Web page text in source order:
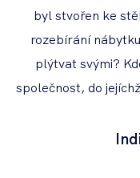
byl stvořen ke
rozebírání
plýtvat svými?
společnost, do